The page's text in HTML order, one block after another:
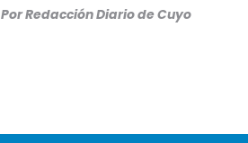
PorRedacción Diario de Cuyo